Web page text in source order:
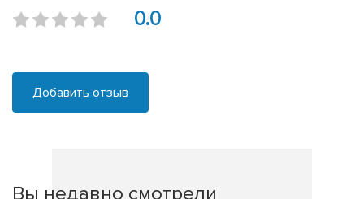
0.0
Добавить отзыв
Вы недавно смотрели